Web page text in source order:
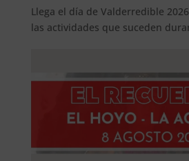
Llega el día de Valderredible
las actividades que suceden